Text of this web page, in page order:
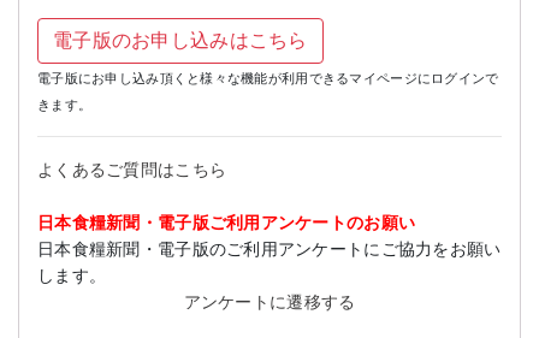
電子版のお申し込みはこちら
電子版にお申し込み頂くと様々な機能が利用できるマイページにログインで
きます。
よくあるご質問はこちら
日本食糧新聞・電子版ご利用アンケートのお願い
日本食糧新聞・電子版のご利用アンケートにご協力をお願い
します。
アンケートに遷移する